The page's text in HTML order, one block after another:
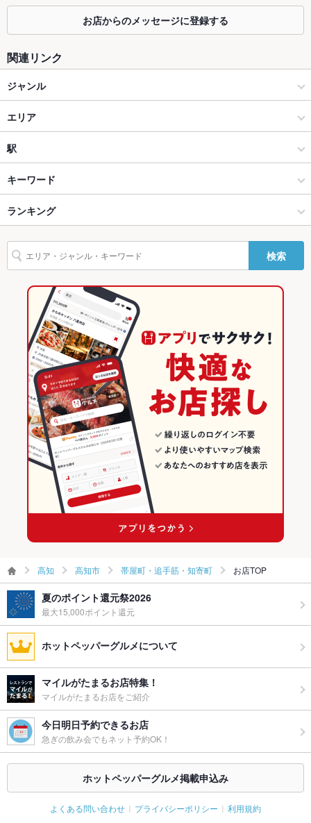
なし ：全席テーブル席になります
ソファー なし ：全席テーブル席になります
テラス席
なし ：テラスはございませんが、悪天候でも安心の室内でご宴
設備
Wi-Fi
バリアフリ
ー
なし ：お手伝いが必要な際はお気軽にご連絡ください。お困り
の際はスタッフまでお気軽にお申し付けください。
駐車場
あり ：提携駐車場あり(ご利用の方は、予約時にお問い合わせく
英語メニュ
あり
その他設備 不明点等、お気軽に店舗へご相談ください。
その他
飲み放題
あり ：2時間飲み放題付コース5000→4000円～有★お料理のみ
コース3500円～も有
食べ放題 なし ：一品一品真心込めてご提供いたします♪
カクテル充実、焼酎充実、ワイン充実
お子様連れ歓迎 ：ご家族でのお食事やママ会なども歓迎です★
ご相談ください
ー二次会
相談ください☆）
お祝い・サ
プライズ対
応
可
ライブショ
ー
ペット同伴
備考
貸切は30名様～最大50名様までOK！（ご予算・人数などはご
相談ください☆）
お店からのメッセージに登録する
関連リンク
ジャンル
イタリアン・フレンチ
イタリアン
高知市 × イタリアン・フレンチ
高知市 × イタリアン
堀詰駅 × イタリアン・フレンチ
堀詰駅 × イタリアン
ダイニングバー・バル
洋・和洋・各国料理・その他
高知市 × ダイニングバー・バル
高知市 × 洋・和洋・各国料理・その他
堀詰駅 × ダイニングバー・バル
堀詰駅 × 洋・和洋・各国料理・その他
エリア
帯屋町・追手筋・知寄町
帯屋町・追手筋・知寄町 × イタリアン・フレンチ
帯屋町・追手筋・知寄町 × イタリアン
帯屋町・追手筋・知寄町 × ダイニングバー・バル
帯屋町・追手筋・知寄町 × 洋・和洋・各国料理・その他
高知 × イタリアン・フレンチ
高知 × イタリアン
高知 × ダイニングバー・バル
高知 × 洋・和洋・各国料理・その他
駅
高知駅
はりまや橋駅
堀詰駅
キーワード
エビ料理
カルボナーラ ペペロンチーノ ピザ
ランキング
高知のグルメランキング
高知のイタリアン・フレンチランキング
高知のイタリアンランキング
高知市のグルメランキング
高知市のイタリアン・フレンチランキング
高知市のイタリアンランキング
帯屋町・追手筋・知寄町のグルメランキング
帯屋町・追手筋・知寄町のイタリアン・フレンチランキング
帯屋町・追手筋・知寄町のイタリアンランキング
検索
高知 高知市 帯屋町・追手筋・知寄町 お店TOP
夏のポイント還元祭2026
最大15,000ポイント還元
ホットペッパーグルメについて
マイルがたまるお店特集！
マイルがたまるお店をご紹介
今日明日予約できるお店
急ぎの飲み会でもネット予約OK！
ホットペッパーグルメ掲載申込み
よくある問い合わせ プライバシーポリシー 利用規約